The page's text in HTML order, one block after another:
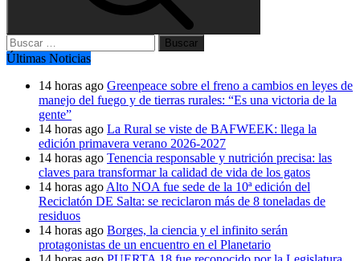
Buscar:
Últimas Noticias
14 horas ago Greenpeace sobre el freno a cambios en leyes de
manejo del fuego y de tierras rurales: “Es una victoria de la
gente”
14 horas ago La Rural se viste de BAFWEEK: llega la
edición primavera verano 2026-2027
14 horas ago Tenencia responsable y nutrición precisa: las
claves para transformar la calidad de vida de los gatos
14 horas ago Alto NOA fue sede de la 10ª edición del
Reciclatón DE Salta: se reciclaron más de 8 toneladas de
residuos
14 horas ago Borges, la ciencia y el infinito serán
protagonistas de un encuentro en el Planetario